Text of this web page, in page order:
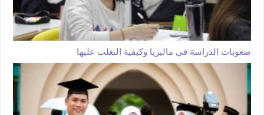
صعوبات الدراسة في ماليزيا وكيفية التغلب عليها